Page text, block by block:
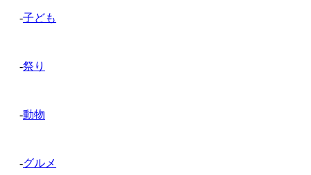
-子ども
-祭り
-動物
-グルメ